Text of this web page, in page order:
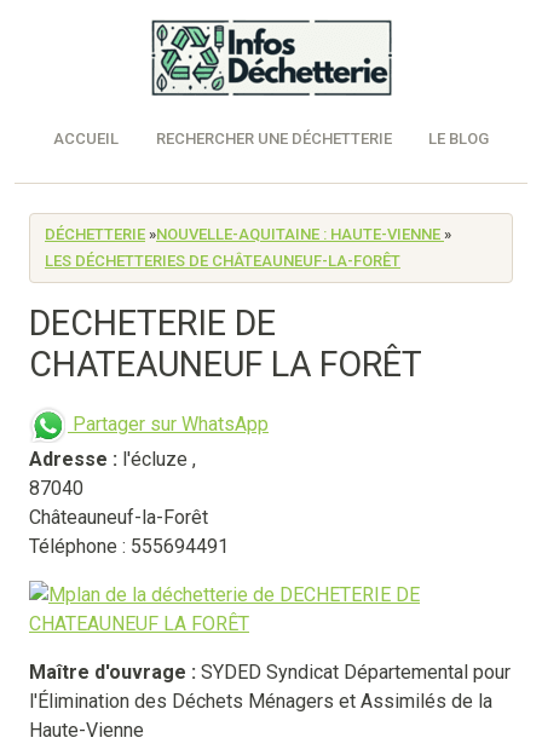
ACCUEIL RECHERCHER UNE DÉCHETTERIE LE BLOG
DÉCHETTERIE »NOUVELLE-AQUITAINE : HAUTE-VIENNE »
LES DÉCHETTERIES DE CHÂTEAUNEUF-LA-FORÊT
DECHETERIE DE
CHATEAUNEUF LA FORÊT
Partager sur WhatsApp
Adresse : l'écluze ,
87040
Châteauneuf-la-Forêt
Téléphone : 555694491
Maître d'ouvrage : SYDED Syndicat Départemental pour
l'Élimination des Déchets Ménagers et Assimilés de la
Haute-Vienne